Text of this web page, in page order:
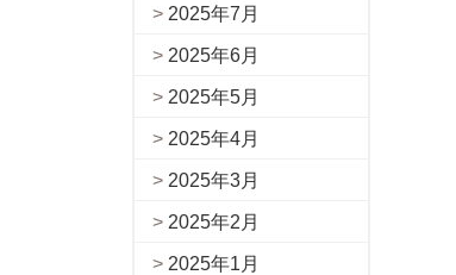
2025年7月
2025年6月
2025年5月
2025年4月
2025年3月
2025年2月
2025年1月